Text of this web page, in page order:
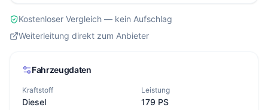
Kostenloser Vergleich — kein Aufschlag
Weiterleitung direkt zum Anbieter
Fahrzeugdaten
Kraftstoff
Diesel
Leistung
179 PS